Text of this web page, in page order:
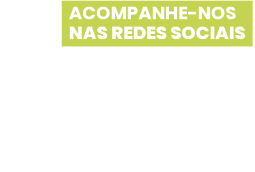
ACOMPANHE-NOS
NAS REDES SOCIAIS